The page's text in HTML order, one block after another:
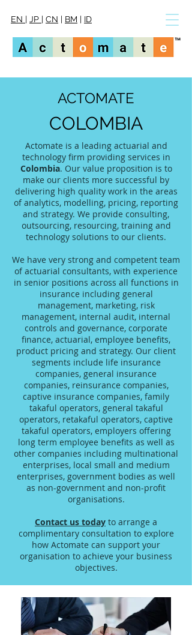
EN | JP | CN | BM | ID
ACTOMATE
COLOMBIA
Actomate is a leading actuarial and
technology firm providing services in
Colombia. Our value proposition is to
make our clients more successful by
delivering high quality work in the areas
of analytics, modelling, pricing, reporting
and strategy. We provide consulting,
outsourcing, resourcing, training and
technology solutions to our clients.
We have very strong and competent team
of actuarial consultants, with experience
in senior positions across all functions in
insurance including general
management, marketing, risk
management, internal audit, internal
controls and governance, corporate
finance, actuarial, employee benefits,
product pricing and strategy. Our client
segments include life insurance
companies, general insurance
companies, reinsurance companies,
captive insurance companies, family
takaful operators, general takaful
operators, retakaful operators, captive
takaful operators, employers offering
long term employee benefits as well as
other companies including multinational
enterprises, local small and medium
enterprises, government bodies as well
as non-government and non-profit
organisations.
Contact us today to arrange a
complimentary consultation to explore
how Actomate can support your
organisation to achieve your business
objectives.